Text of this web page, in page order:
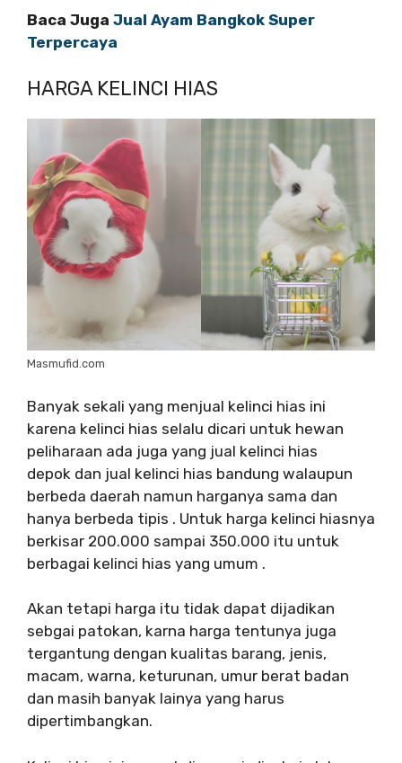
Baca Juga Jual Ayam Bangkok Super
Terpercaya
HARGA KELINCI HIAS
Masmufid.com
Banyak sekali yang menjual kelinci hias ini
karena kelinci hias selalu dicari untuk hewan
peliharaan ada juga yang jual kelinci hias
depok dan jual kelinci hias bandung walaupun
berbeda daerah namun harganya sama dan
hanya berbeda tipis . Untuk harga kelinci hiasnya
berkisar 200.000 sampai 350.000 itu untuk
berbagai kelinci hias yang umum .
Akan tetapi harga itu tidak dapat dijadikan
sebgai patokan, karna harga tentunya juga
tergantung dengan kualitas barang, jenis,
macam, warna, keturunan, umur berat badan
dan masih banyak lainya yang harus
dipertimbangkan.